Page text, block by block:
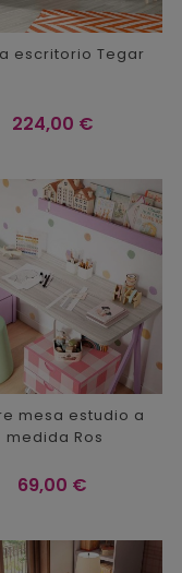
escritorio Tegar
Precio
224,00 €
mesa estudio a
medida Ros
Precio
69,00 €